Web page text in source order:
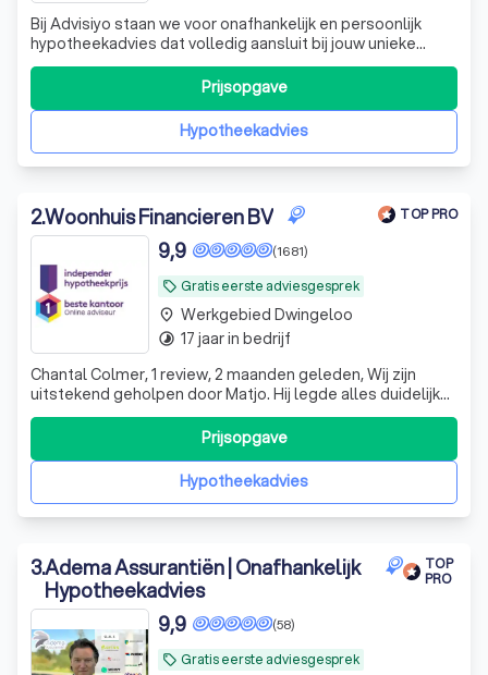
Bij Advisiyo staan we voor onafhankelijk en persoonlijk
hypotheekadvies dat volledig aansluit bij jouw unieke
situatie en wensen. Als ervaren tussenpersoon vergelijken
we de mogelijkheden bij diverse hypotheekverstrekkers
om de beste oplossing voor jou te vinden. Of je nu een
starter bent, wilt doorHypotheekadvies
Prijsopgave
2.Woonhuis Financieren BV TOP PRO
local_offer Gratis eerste adviesgesprek
(1681)
9,9
Chantal Colmer, 1 review, 2 maanden geleden, Wij zijn
uitstekend geholpen door Matjo. Hij legde alles duidelijk
uit en was goed te bereiken! Wij zouden de service van
Woonhuisfinancieren aanraden.
Hypotheekadvies
Prijsopgave
place Werkgebied Dwingeloo
timelapse 17 jaar in bedrijf
3.Adema Assurantiën | Onafhankelijk
Hypotheekadvies
TOP
PRO
local_offer Gratis eerste adviesgesprek
(58)
9,9